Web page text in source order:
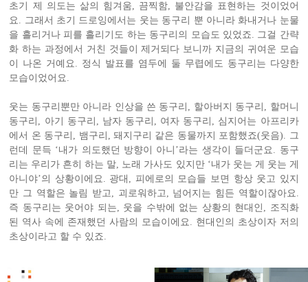
초기 제 의도는 삶의 힘겨움, 끔찍함, 불안감을 표현하는 것이었어
요. 그래서 초기 드로잉에서는 웃는 동구리 뿐 아니라 화내거나 눈물
을 흘리거나 피를 흘리기도 하는 동구리의 모습도 있었죠. 그걸 간략
화 하는 과정에서 거친 것들이 제거되다 보니까 지금의 귀여운 모습
이 나온 거예요. 정식 발표를 염두에 둘 무렵에도 동구리는 다양한
모습이었어요.
웃는 동구리뿐만 아니라 인상을 쓴 동구리, 할아버지 동구리, 할머니
동구리, 아기 동구리, 남자 동구리, 여자 동구리, 심지어는 아프리카
에서 온 동구리, 뱀구리, 돼지구리 같은 동물까지 포함했죠(웃음). 그
런데 문득 ‘내가 의도했던 방향이 아니’라는 생각이 들더군요. 동구
리는 우리가 흔히 하는 말, 노래 가사도 있지만 ‘내가 웃는 게 웃는 게
아니야’의 상황이에요. 광대, 피에로의 모습들 보면 항상 웃고 있지
만 그 역할은 놀림 받고, 괴로워하고, 넘어지는 힘든 역할이잖아요.
즉 동구리는 웃어야 되는, 웃을 수밖에 없는 상황의 현대인, 조직화
된 역사 속에 존재했던 사람의 모습이에요. 현대인의 초상이자 저의
초상이라고 할 수 있죠.